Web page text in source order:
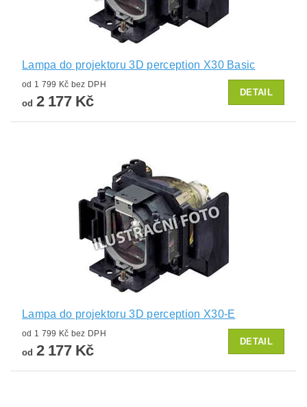
Lampa do projektoru 3D perception X30 Basic
od 1 799 Kč bez DPH
od 2 177 Kč
DETAIL
Lampa do projektoru 3D perception X30-E
od 1 799 Kč bez DPH
od 2 177 Kč
DETAIL